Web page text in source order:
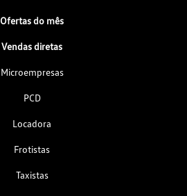
Ofertas do mês
Vendas diretas
Microempresas
PCD
Locadora
Frotistas
Taxistas